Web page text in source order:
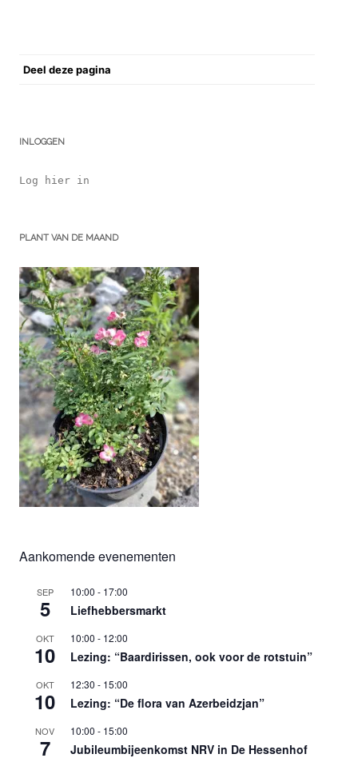
Deel deze pagina
INLOGGEN
Log hier in
PLANT VAN DE MAAND
Aankomende evenementen
SEP
5
10:00 - 17:00
Liefhebbersmarkt
OKT
10
10:00 - 12:00
Lezing: “Baardirissen, ook voor de rotstuin”
OKT
10
12:30 - 15:00
Lezing: “De flora van Azerbeidzjan”
NOV
7
10:00 - 15:00
Jubileumbijeenkomst NRV in De Hessenhof